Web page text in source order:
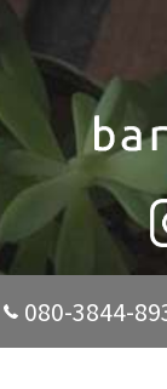
080-3844-
© 2026 兵庫県たつの